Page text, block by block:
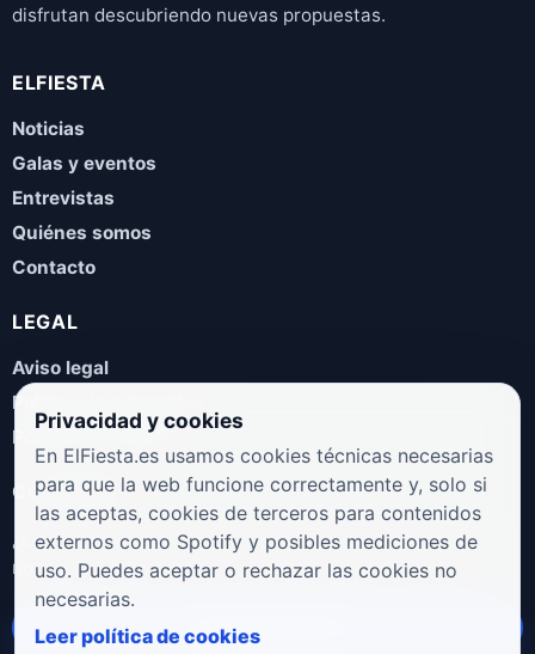
disfrutan descubriendo nuevas propuestas.
ELFIESTA
Noticias
Galas y eventos
Entrevistas
Quiénes somos
Contacto
LEGAL
Aviso legal
Política de privacidad
Política de cookies
COLABORA
¿Eres artista, manager, sello o promotor? Envíanos tus
novedades, galas, entrevistas o propuestas musicales.
Enviar propuesta
Privacidad y cookies
En ElFiesta.es usamos cookies técnicas necesarias
para que la web funcione correctamente y, solo si
las aceptas, cookies de terceros para contenidos
externos como Spotify y posibles mediciones de
uso. Puedes aceptar o rechazar las cookies no
necesarias.
Leer política de cookies